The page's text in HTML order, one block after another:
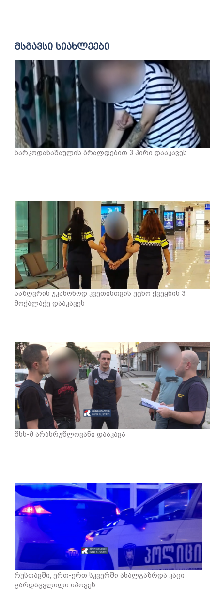
მსგავსი სიახლეები
ნარკოდანაშაულის ბრალდებით 3 პირი დააკავეს
საზღვრის უკანონოდ კვეთისთვის უცხო ქვეყნის 3
მოქალაქე დააკავეს
შსს-მ არასრუწლოვანი დააკავა
რუსთავში, ერთ-ერთ სკვერში ახალგაზრდა კაცი
გარდაცვლილი იპოვეს